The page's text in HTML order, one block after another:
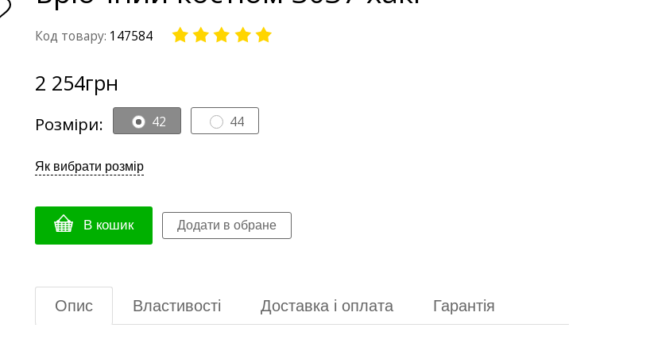
Код товару: 147584
2 254грн
Розміри: 42 44
Як вибрати розмір
В кошик
Опис Властивості Доставка і оплата Гарантія